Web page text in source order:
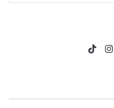
‫YouTubeانستقرام